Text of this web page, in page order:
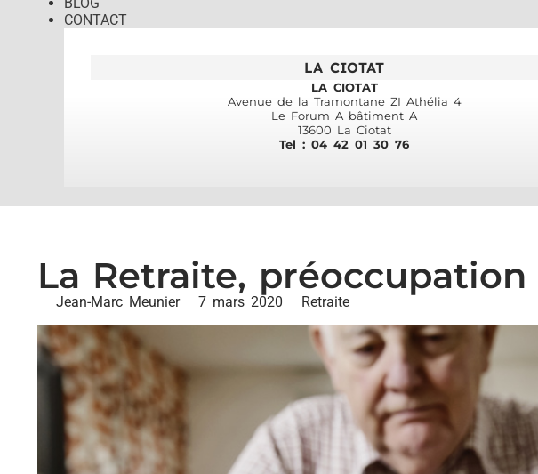
CONTACT
LA CIOTAT
LA CIOTAT
Avenue de la Tramontane ZI Athélia 4
Le Forum A bâtiment A
13600 La Ciotat
Tel : 04 42 01 30 76
La Retraite,
Jean-Marc Meunier 7 mars 2020 Retraite